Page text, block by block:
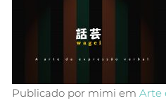
Publicado por mimi em Arte